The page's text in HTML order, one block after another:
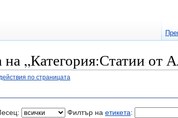
„Категория:Статии от
по страницата
Филтър на етикета: